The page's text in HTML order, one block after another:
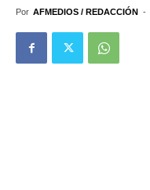
Por AFMEDIOS / REDACCIÓN -